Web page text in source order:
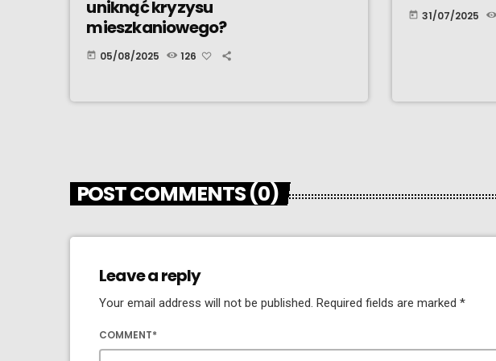
uniknąć kryzysu
mieszkaniowego?
today 05/08/2025 126
today 31/07/2025
POST COMMENTS (0)
Leave a reply
Your email address will not be published. Required fields are marked *
COMMENT*